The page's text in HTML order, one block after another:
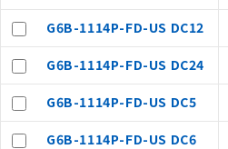
G6B-1114P-FD-US DC12
G6B-1114P-FD-US DC24
G6B-1114P-FD-US DC5
G6B-1114P-FD-US DC6